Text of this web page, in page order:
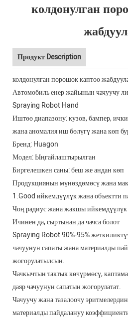
колдонулган
Продукт Description
колдонулган порошок каптоо
Автомобиль енер жайынын чачуучу
Spraying Robot Hand
Иштөө диапазону: кузов, бампер,
жана аномалия иш бөлүгү жана көп
Бренд: Huagon
Модел: Ыңгайлаштырылган
Биргелешкен саны: беш же андан көп
Продукциянын мүнөздөмөсү жана
1.Good ийкемдүүлүк жана объектти
Чоң радиус жана жакшы ийкемдүүлүк
Ичинен да, сыртынан да чачса болот
Spraying Robot 90%-95%
чачуунун сапаты жана материалды
жогорулатылсын.
Чачкычтын тактык көчүрмөсү,
даяр чачуунун сапатын жогорулатат.
Чачуучу жана тазалоочу
материалды пайдалануу